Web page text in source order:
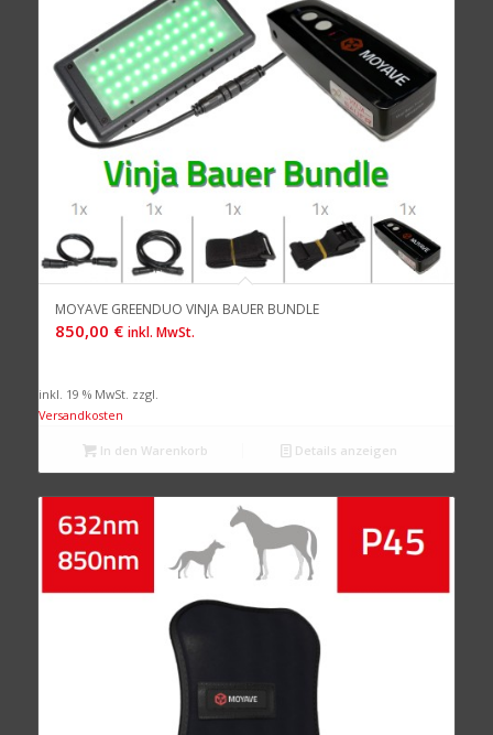
MOYAVE GREENDUO VINJA BAUER BUNDLE
850,00 € inkl. MwSt.
inkl. 19 % MwSt. zzgl.
Versandkosten
In den Warenkorb Details anzeigen